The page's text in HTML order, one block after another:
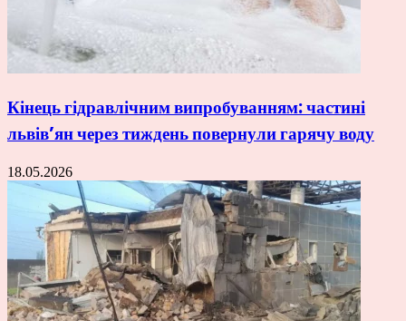
Кінець гідравлічним випробуванням: частині
львів’ян через тиждень повернули гарячу воду
18.05.2026